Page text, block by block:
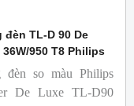
đèn TL-D 90 De
36W/950 T8 Philips
đèn so màu Philips
De Luxe TL-D90